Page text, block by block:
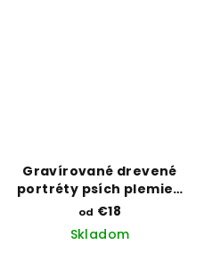
Gravírované drevené
portréty psích plemien
s popisom povahy -
Cane Corso
od €18
Skladom